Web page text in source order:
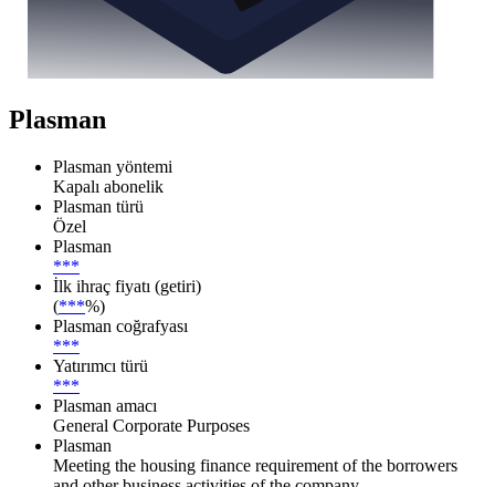
Plasman
Plasman yöntemi
Kapalı abonelik
Plasman türü
Özel
Plasman
***
İlk ihraç fiyatı (getiri)
(***%)
Plasman coğrafyası
***
Yatırımcı türü
***
Plasman amacı
General Corporate Purposes
Plasman
Meeting the housing finance requirement of the borrowers